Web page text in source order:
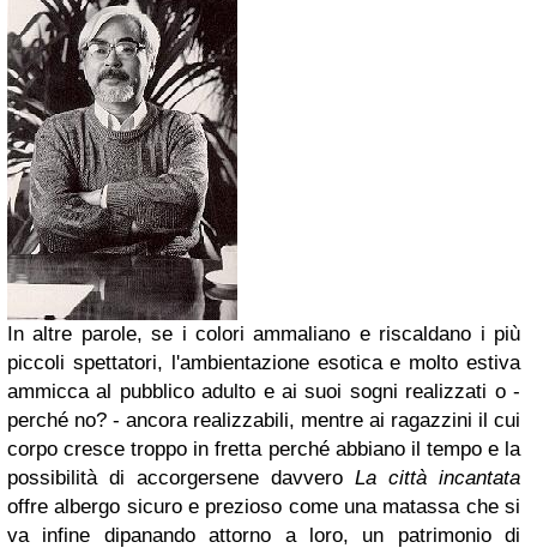
In altre parole, se i colori ammaliano e riscaldano i più
piccoli spettatori, l'ambientazione esotica e molto estiva
ammicca al pubblico adulto e ai suoi sogni realizzati o -
perché no? - ancora realizzabili, mentre ai ragazzini il cui
corpo cresce troppo in fretta perché abbiano il tempo e la
possibilità di accorgersene davvero La città incantata
offre albergo sicuro e prezioso come una matassa che si
va infine dipanando attorno a loro, un patrimonio di